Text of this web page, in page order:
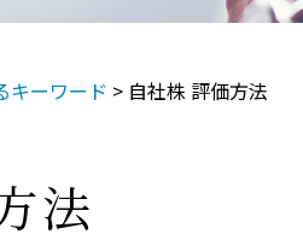
キーワード > 自社株 評価方法
法